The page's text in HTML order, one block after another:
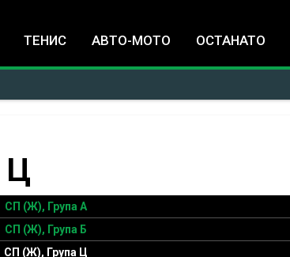
ТЕНИС АВТО-МОТО ОСТАНАТО
Ц
СП (Ж), Група А
СП (Ж), Група Б
СП (Ж), Група Ц